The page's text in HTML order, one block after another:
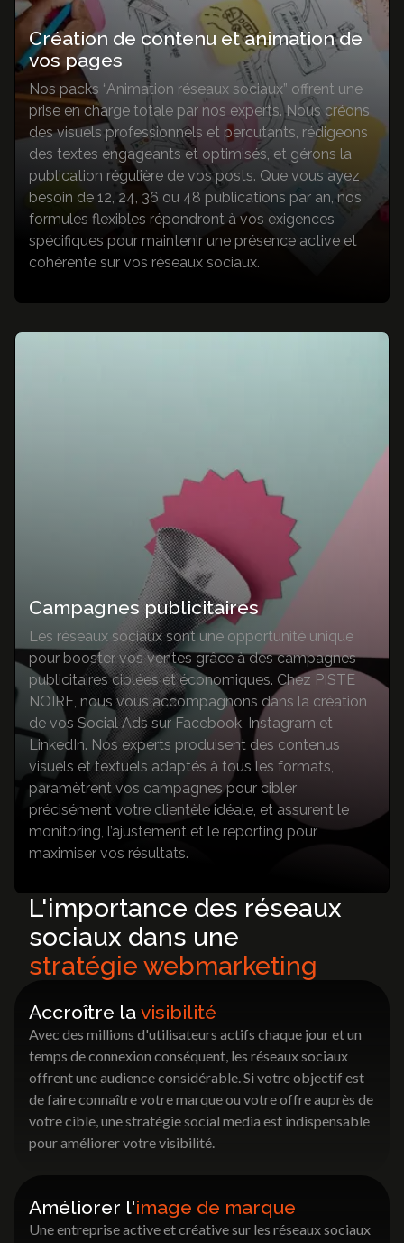
Création de contenu et animation de
vos pages
Nos packs “Animation réseaux sociaux” offrent une
prise en charge totale par nos experts. Nous créons
des visuels professionnels et percutants, rédigeons
des textes engageants et optimisés, et gérons la
publication régulière de vos posts. Que vous ayez
besoin de 12, 24, 36 ou 48 publications par an, nos
formules flexibles répondront à vos exigences
spécifiques pour maintenir une présence active et
cohérente sur vos réseaux sociaux.
Campagnes publicitaires
Les réseaux sociaux sont une opportunité unique
pour booster vos ventes grâce à des campagnes
publicitaires ciblées et économiques. Chez PISTE
NOIRE, nous vous accompagnons dans la création
de vos Social Ads sur Facebook, Instagram et
LinkedIn. Nos experts produisent des contenus
visuels et textuels adaptés à tous les formats,
paramètrent vos campagnes pour cibler
précisément votre clientèle idéale, et assurent le
monitoring, l’ajustement et le reporting pour
maximiser vos résultats.
L'importance des réseaux
sociaux dans une
stratégie webmarketing
Accroître la visibilité
Avec des millions d'utilisateurs actifs chaque jour et un
temps de connexion conséquent, les réseaux sociaux
offrent une audience considérable. Si votre objectif est
de faire connaître votre marque ou votre offre auprès de
votre cible, une stratégie social media est indispensable
pour améliorer votre visibilité.
Améliorer l'image de marque
Une entreprise active et créative sur les réseaux sociaux